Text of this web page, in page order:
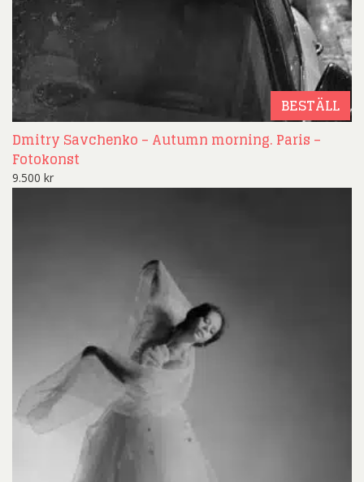
BESTÄLL
Dmitry Savchenko – Autumn morning. Paris –
Fotokonst
9.500 kr